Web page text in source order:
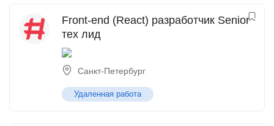
Front-end (React) разработчик Senior
тех лид
Санкт-Петербург
Удаленная работа